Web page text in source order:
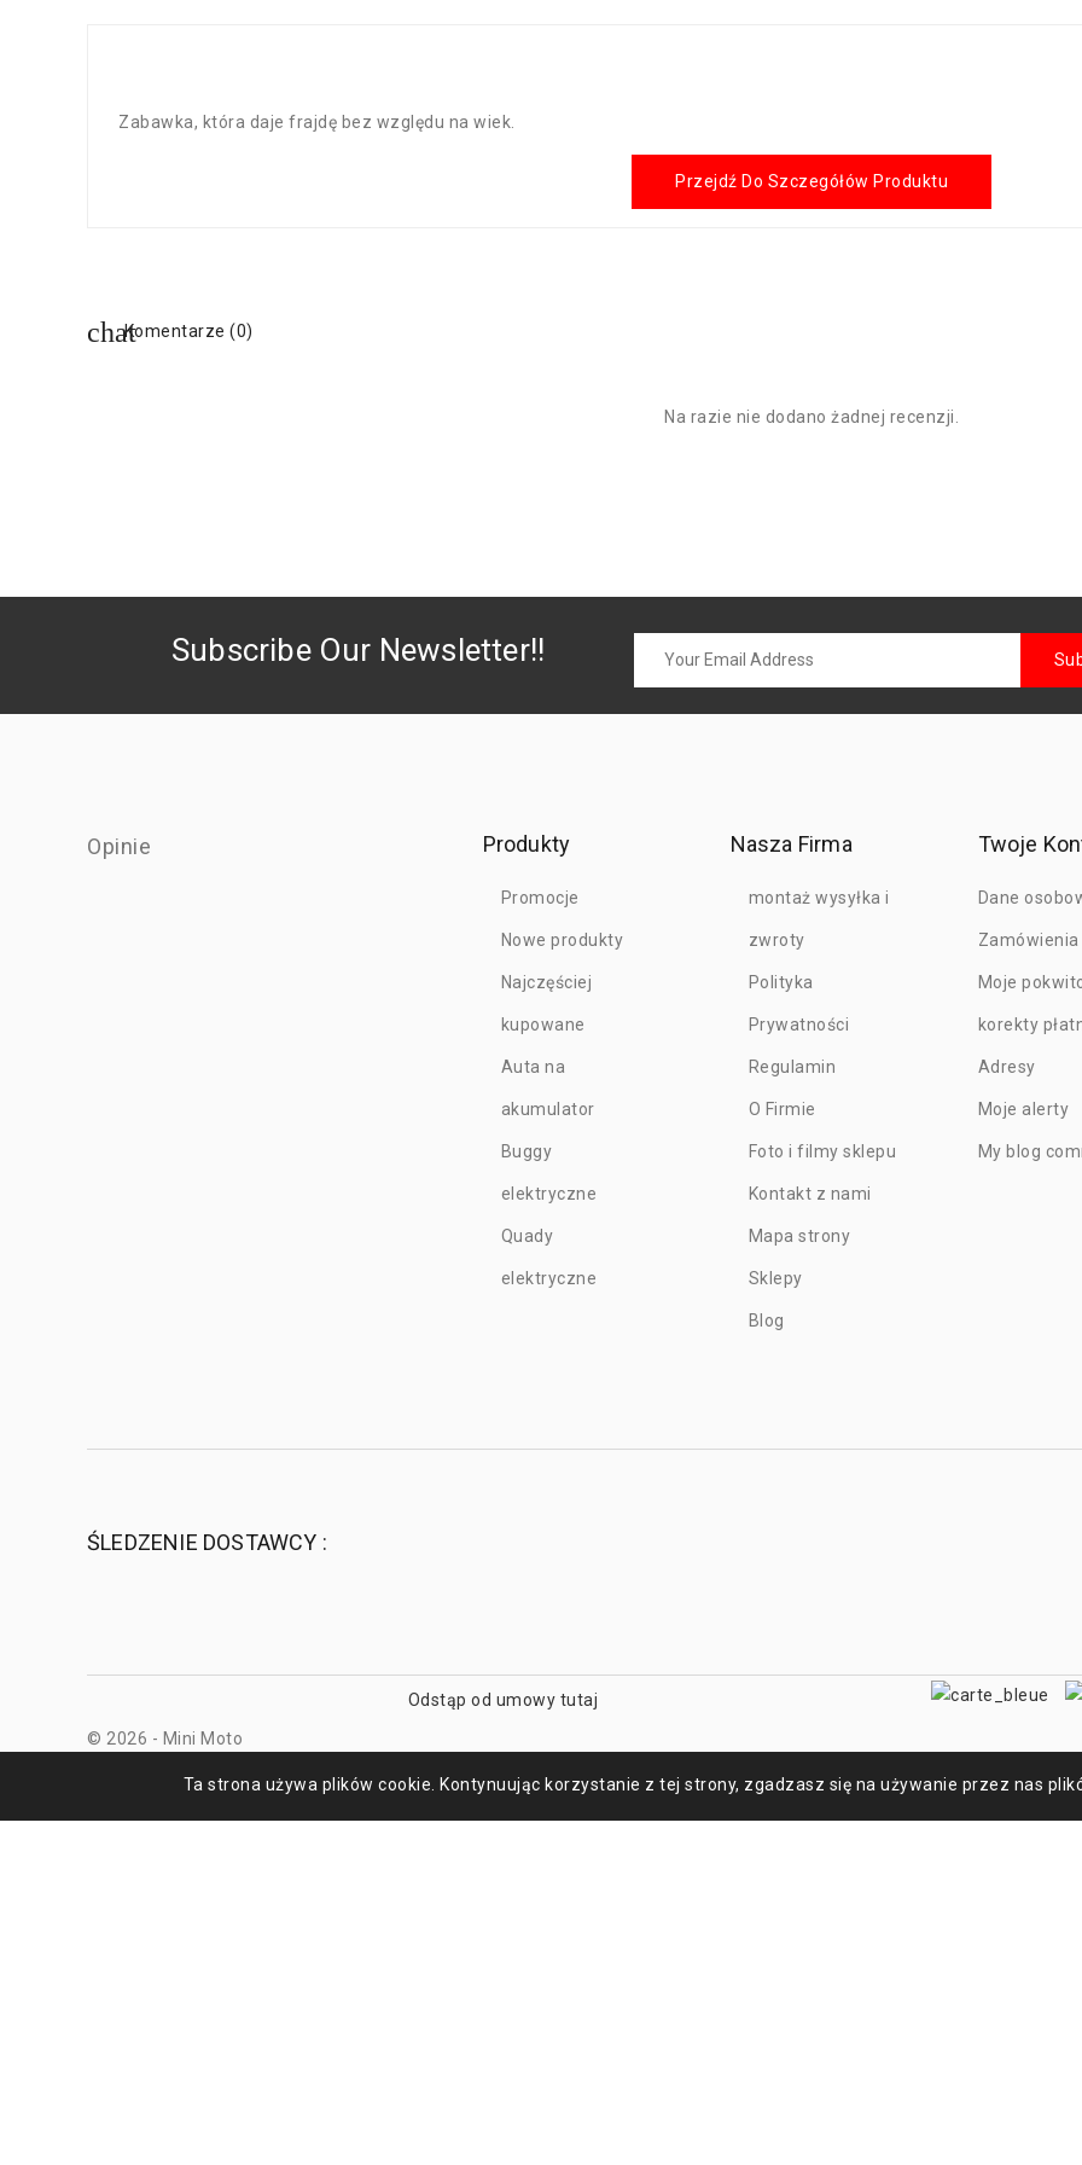
Zabawka, która daje frajdę bez względu na wiek.
Przejdź Do Szczegółów Produktu
Komentarze (0)
Na razie nie dodano żadnej recenzji.
Subscribe Our Newsletter!!
Opinie Produkty
Promocje
Nowe produkty
Najczęściej
kupowane
Auta na
akumulator
Buggy
elektryczne
Quady
elektryczne
Nasza Firma
montaż wysyłka i
zwroty
Polityka
Prywatności
Regulamin
O Firmie
Foto i filmy sklepu
Kontakt z nami
Mapa strony
Sklepy
Blog
Twoje
Dane
Zamówienia
Moje
korekty
Adresy
Moje alerty
My blog
ŚLEDZENIE DOSTAWCY :
Ta strona używa plików cookie. Kontynuując korzystanie z tej strony, zgadzasz się na używanie przez nas
Odstąp od umowy tutaj
© 2026 - Mini Moto